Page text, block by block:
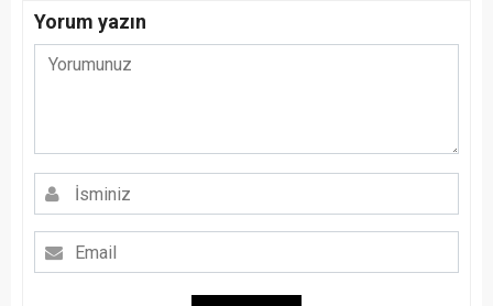
Yorum yazın